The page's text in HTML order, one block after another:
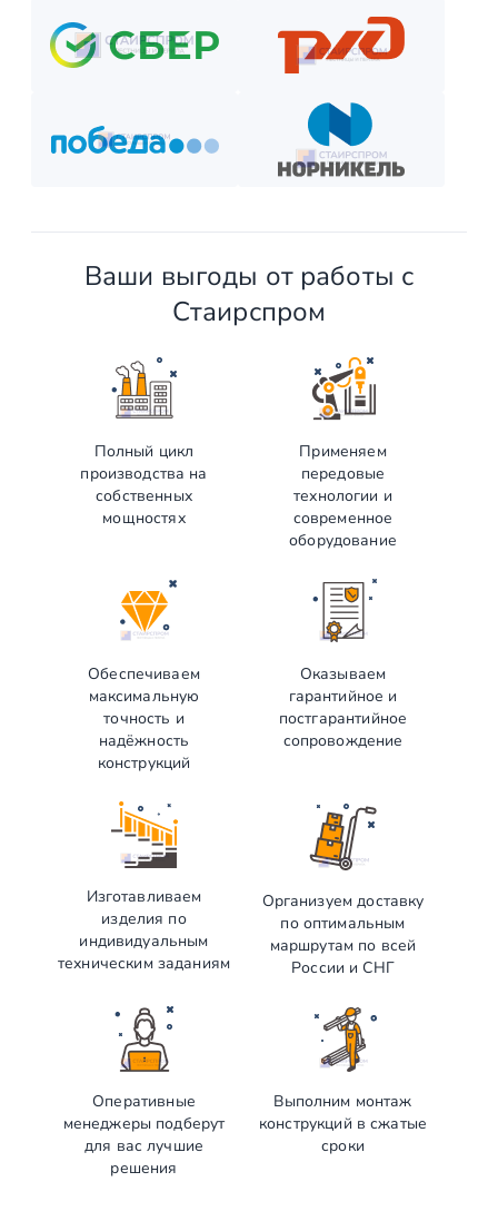
Ваши выгоды от работы с
Стаирспром
Полный цикл
производства на
собственных
мощностях
Применяем
передовые
технологии и
современное
оборудование
Обеспечиваем
максимальную
точность и
надёжность
конструкций
Оказываем
гарантийное и
постгарантийное
сопровождение
Изготавливаем
изделия по
индивидуальным
техническим заданиям
Организуем доставку
по оптимальным
маршрутам по всей
России и СНГ
Оперативные
менеджеры подберут
для вас лучшие
решения
Выполним монтаж
конструкций в сжатые
сроки